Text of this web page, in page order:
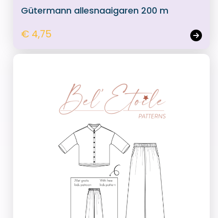
Gütermann allesnaaigaren 200 m
€ 4,75